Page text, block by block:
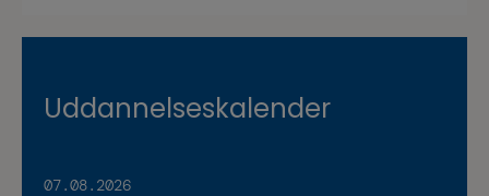
Uddannelseskalender
07.08.2026